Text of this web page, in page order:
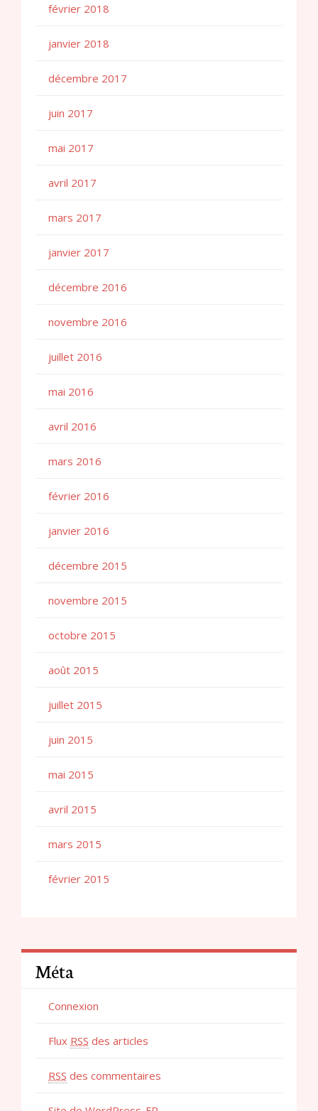
février 2018
janvier 2018
décembre 2017
juin 2017
mai 2017
avril 2017
mars 2017
janvier 2017
décembre 2016
novembre 2016
juillet 2016
mai 2016
avril 2016
mars 2016
février 2016
janvier 2016
décembre 2015
novembre 2015
octobre 2015
août 2015
juillet 2015
juin 2015
mai 2015
avril 2015
mars 2015
février 2015
Méta
Connexion
Flux RSS des articles
RSS des commentaires